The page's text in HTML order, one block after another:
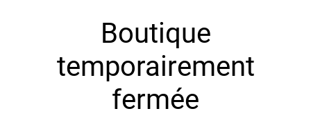
Boutique
temporairement
fermée